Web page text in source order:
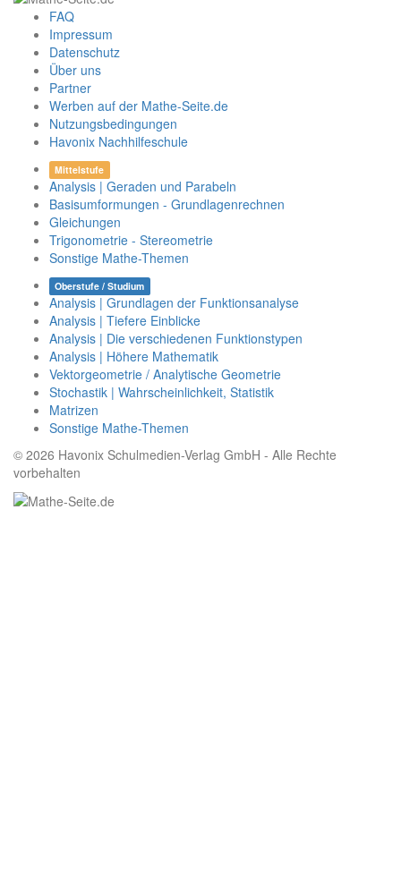
FAQ
Impressum
Datenschutz
Über uns
Partner
Werben auf der Mathe-Seite.de
Nutzungsbedingungen
Havonix Nachhilfeschule
Mittelstufe
Analysis | Geraden und Parabeln
Basisumformungen - Grundlagenrechnen
Gleichungen
Trigonometrie - Stereometrie
Sonstige Mathe-Themen
Oberstufe / Studium
Analysis | Grundlagen der Funktionsanalyse
Analysis | Tiefere Einblicke
Analysis | Die verschiedenen Funktionstypen
Analysis | Höhere Mathematik
Vektorgeometrie / Analytische Geometrie
Stochastik | Wahrscheinlichkeit, Statistik
Matrizen
Sonstige Mathe-Themen
© 2026 Havonix Schulmedien-Verlag GmbH - Alle Rechte
vorbehalten